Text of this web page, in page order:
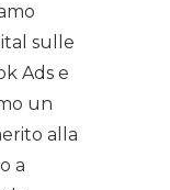
sulle
Ads e
un
alla
a